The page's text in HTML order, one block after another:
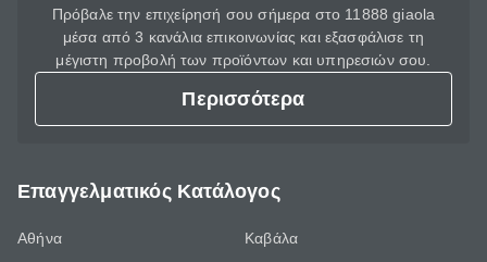
Πρόβαλε την επιχείρησή σου σήμερα στο 11888 giaola
μέσα από 3 κανάλια επικοινωνίας και εξασφάλισε τη
μέγιστη προβολή των προϊόντων και υπηρεσιών σου.
Περισσότερα
Επαγγελματικός Κατάλογος
Αθήνα
Καβάλα